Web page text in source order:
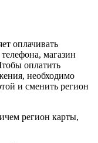
оплачивать
магазин
оплатить
необходимо
и сменить регион
регион карты,